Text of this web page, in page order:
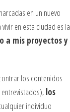
en un nuevo
vivir en esta ciudad es la
a mis proyectos y
los contenidos
los
individuo